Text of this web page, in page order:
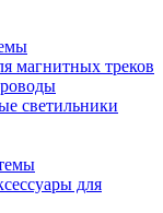
магнитных треков
светильники
для